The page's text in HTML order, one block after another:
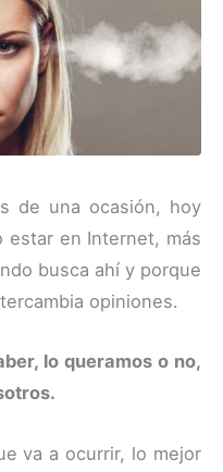
de una ocasión, hoy
estar en Internet, más
busca ahí y porque
opiniones.
lo queramos o no,
va a ocurrir, lo mejor